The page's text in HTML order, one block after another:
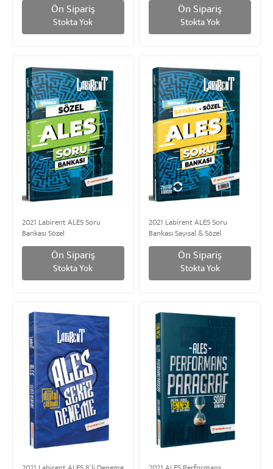
Ön Sipariş
Stokta Yok
Ön Sipariş
Stokta Yok
2021 Labirent ALES Soru
Bankası Sözel
Ön Sipariş
Stokta Yok
2021 Labirent ALES Soru
Bankası Sayısal & Sözel
Ön Sipariş
Stokta Yok